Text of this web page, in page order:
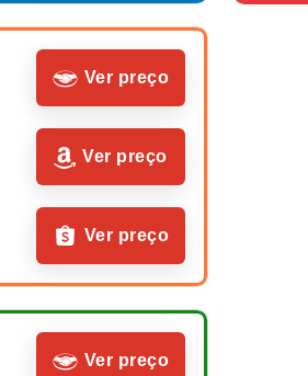
Ver preço
Ver preço
Ver preço
Ver preço